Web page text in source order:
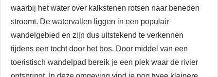
waarbij het water over kalkstenen rotsen naar beneden
stroomt. De watervallen liggen in een populair
wandelgebied en zijn dus uitstekend te verkennen
tijdens een tocht door het bos. Door middel van een
toeristisch wandelpad bereik je een plek waar de rivier